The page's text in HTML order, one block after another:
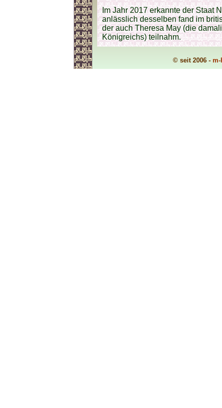
Im Jahr 2017 erkannte der Staat
anlässlich desselben fand im
der auch Theresa May (die
Königreichs) teilnahm.
© seit 2006 - m-